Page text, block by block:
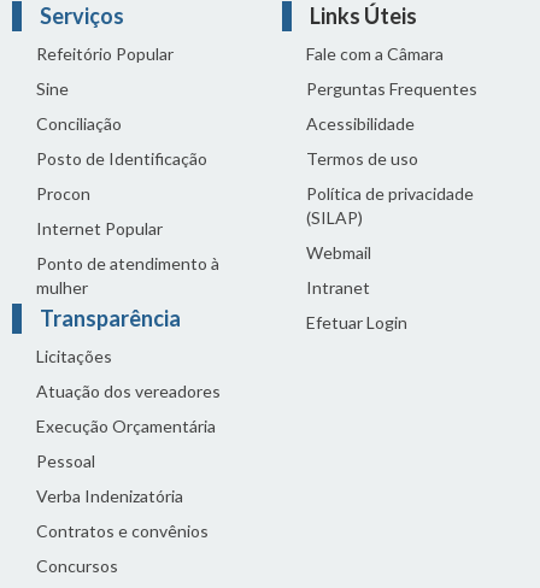
Serviços
Refeitório Popular
Sine
Conciliação
Posto de Identificação
Procon
Internet Popular
Ponto de atendimento à
mulher
Transparência
Licitações
Atuação dos vereadores
Execução Orçamentária
Pessoal
Verba Indenizatória
Contratos e convênios
Concursos
Links Úteis
Fale com a Câmara
Perguntas Frequentes
Acessibilidade
Termos de uso
Política de privacidade
(SILAP)
Webmail
Intranet
Efetuar Login